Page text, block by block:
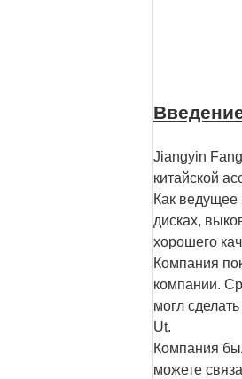
Jiangyin
китайской
Как ведущее
дисках,
хорошего
Компания
компании.
могл
Ut.
Компания
можете